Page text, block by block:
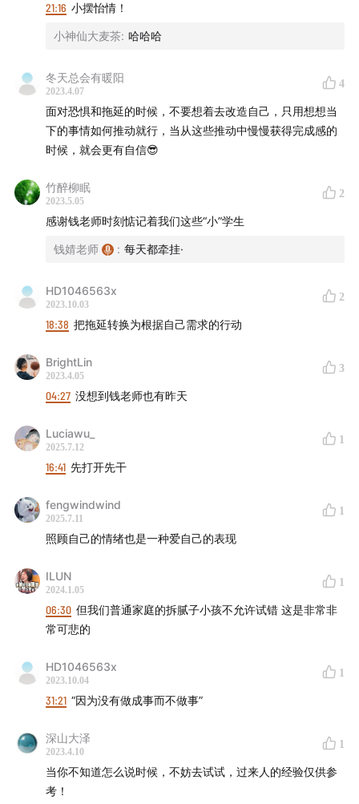
21:16 小摆怡情！
小神仙大麦茶: 哈哈哈
冬天总会有暖阳
2023.4.07
4
面对恐惧和拖延的时候，不要想着去改造自己，只用想想当
下的事情如何推动就行，当从这些推动中慢慢获得完成感的
时候，就会更有自信😎
竹醉柳眠
2023.5.05
2
感谢钱老师时刻惦记着我们这些“小”学生
钱婧老师 : 每天都牵挂·
HD1046563x
2023.10.03
2
18:38 把拖延转换为根据自己需求的行动
BrightLin
2023.4.05
3
04:27 没想到钱老师也有昨天
Luciawu_
2025.7.12
1
16:41 先打开先干
fengwindwind
2025.7.11
1
照顾自己的情绪也是一种爱自己的表现
ILUN
2024.1.05
1
06:30 但我们普通家庭的拆腻子小孩不允许试错 这是非常非
常可悲的
HD1046563x
2023.10.04
1
31:21 “因为没有做成事而不做事”
深山大泽
2023.4.10
1
当你不知道怎么说时候，不妨去试试，过来人的经验仅供参
考！